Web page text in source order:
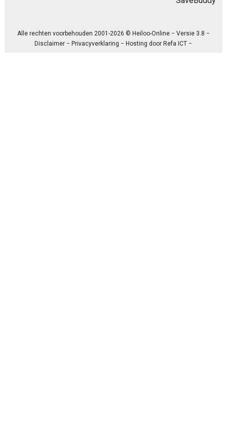
Alle rechten voorbehouden 2001-2026 © Heiloo-Online − Versie 3.8 −
Disclaimer −Privacyverklaring − Hosting doorRefa ICT −